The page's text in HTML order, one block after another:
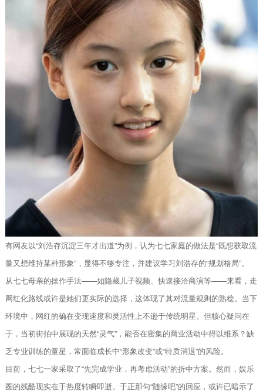
有网友以“刘浩存沉淀三年才出道”为例，认为七七家庭的做法是“既想获取流
量又想维持某种形象”，显得不够专注，并建议学习刘浩存的“规划格局”。
从七七母亲的操作手法——如隐藏儿子视频、快速接洽商演等——来看，走
网红化路线或许是她们更实际的选择，这体现了其对流量规则的熟稔。当下
环境中，网红的确在变现速度和灵活性上不逊于传统明星。但核心疑问在
于，当初街拍中展现的天然“灵气”，能否在密集的商业活动中得以维系？缺
乏专业训练的童星，常面临成长中“形象改变”或“特质消退”的风险。
目前，七七一家采取了“先完成学业，再考虑活动”的折中方案。然而，娱乐
圈的残酷现实在于热度转瞬即逝。于正那句“随缘吧”的回应，或许已暗示了